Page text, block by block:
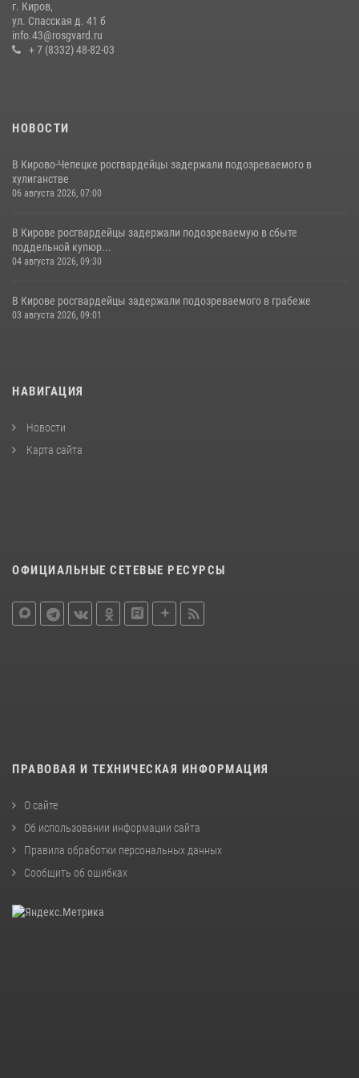
гражданку, подозреваемую в краже
21 июля 2026, 08:20
г. Киров,
ул. Спасская д. 41 б
info.43@rosgvard.ru
+ 7 (8332) 48-82-03
НОВОСТИ
В Кирово-Чепецке росгвардейцы задержали подозреваемого в
хулиганстве
06 августа 2026, 07:00
В Кирове росгвардейцы задержали подозреваемую в сбыте
поддельной купюр...
04 августа 2026, 09:30
В Кирове росгвардейцы задержали подозреваемого в грабеже
03 августа 2026, 09:01
НАВИГАЦИЯ
Новости
Карта сайта
ОФИЦИАЛЬНЫЕ СЕТЕВЫЕ РЕСУРСЫ
ПРАВОВАЯ И ТЕХНИЧЕСКАЯ ИНФОРМАЦИЯ
О сайте
Об использовании информации сайта
Правила обработки персональных данных
Сообщить об ошибках